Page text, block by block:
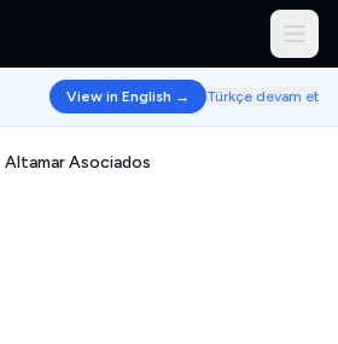
View in English → Türkçe devam et
Altamar Asociados